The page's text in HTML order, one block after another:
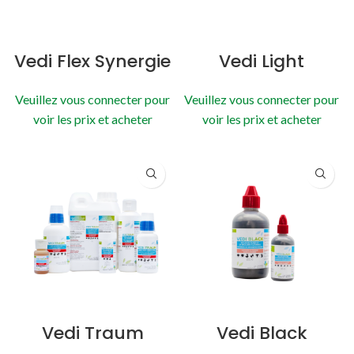
Vedi Flex Synergie
Veuillez vous connecter pour
voir les prix et acheter
Vedi Light
Veuillez vous connecter pour
voir les prix et acheter
Vedi Traum Vedi Black